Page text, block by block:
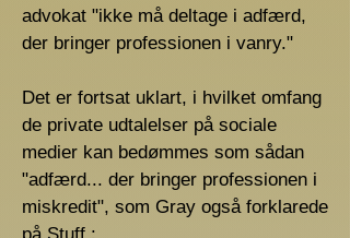
advokat "ikke må deltage i adfærd,
der bringer professionen i vanry."
Det er fortsat uklart, i hvilket omfang
de private udtalelser på sociale
medier kan bedømmes som sådan
"adfærd... der bringer professionen i
miskredit", som Gray også forklarede